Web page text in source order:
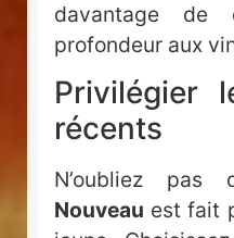
davantage de
profondeur aux
Privilégier
récents
N’oubliez
Nouveau est fait